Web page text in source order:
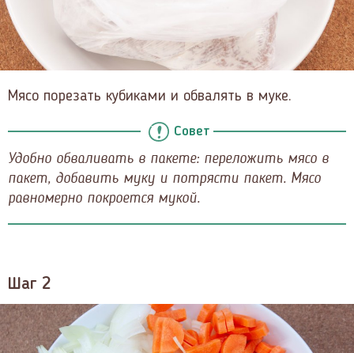
Мясо порезать кубиками и обвалять в муке.
Совет
Удобно обваливать в пакете: переложить мясо в
пакет, добавить муку и потрясти пакет. Мясо
равномерно покроется мукой.
Шаг 2